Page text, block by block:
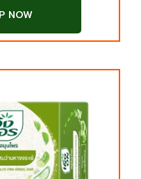
NOW